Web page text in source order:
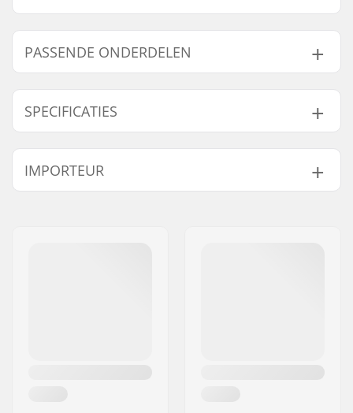
PASSENDE ONDERDELEN
Vind producten die samen gaan met Lucky D-Fender
Stuntstep Fender:
SPECIFICATIES
Wieldiameter:
100mm, 110mm
Rem type:
Brake mounting bolt:
Inclusief
IMPORTEUR